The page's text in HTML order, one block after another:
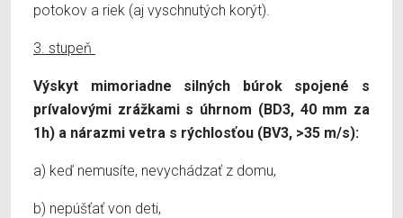
potokov a riek (aj vyschnutých korýt).
3. stupeň
Výskyt mimoriadne silných búrok spojené s
prívalovými zrážkami s úhrnom (BD3, 40 mm za
1h) a nárazmi vetra s rýchlosťou (BV3, >35 m/s):
a) keď nemusíte, nevychádzať z domu,
b) nepúšťať von deti,